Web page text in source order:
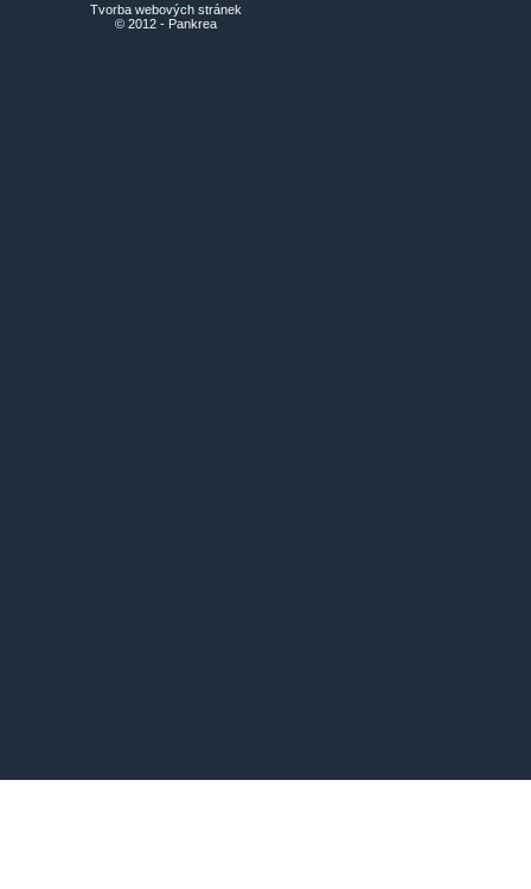
Tvorba webových stránek
© 2012 - Pankrea